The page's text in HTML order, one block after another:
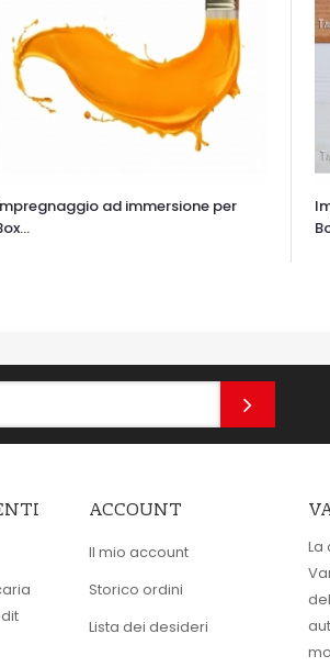
ad immersione per
ACCOUNT
Il mio account
Storico ordini
Lista dei desideri
La